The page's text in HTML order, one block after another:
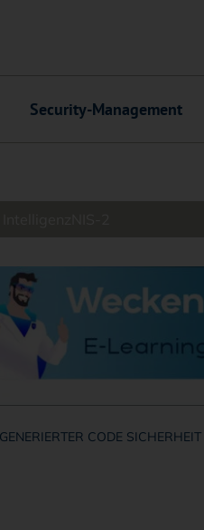
Security-Management
CODE SICHERHEIT